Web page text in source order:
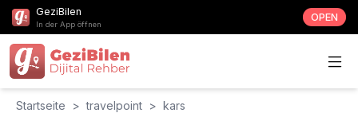
GeziBilen
In der App öffnen
OPEN
Startseite > travelpoint > kars